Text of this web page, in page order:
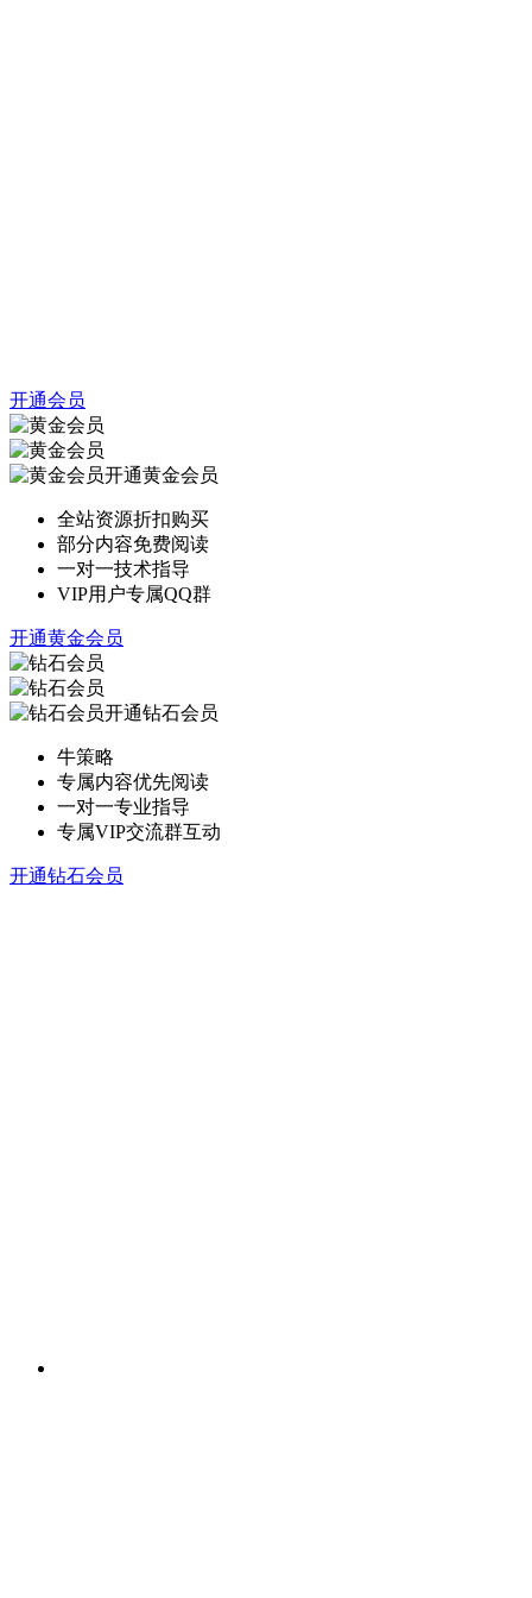
开通会员
开通黄金会员
全站资源折扣购买
部分内容免费阅读
一对一技术指导
VIP用户专属QQ群
开通黄金会员
开通钻石会员
牛策略
专属内容优先阅读
一对一专业指导
专属VIP交流群互动
开通钻石会员